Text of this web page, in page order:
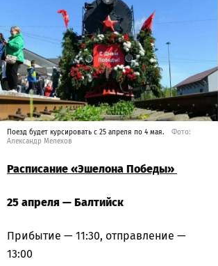
Поезд будет курсировать с 25 апреля по 4 мая.
Фото:
Александр Мелехов
Расписание «Эшелона Победы»
25 апреля — Балтийск
Прибытие — 11:30, отправление —
13:00